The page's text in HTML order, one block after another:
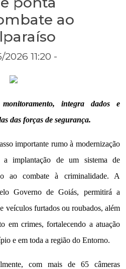
ao
11:20 -
integra dados e
das forças de segurança.
importante rumo à modernização
a implantação de um sistema de
ao combate à criminalidade. A
Governo de Goiás, permitirá a
veículos furtados ou roubados, além
em crimes, fortalecendo a atuação
e em toda a região do Entorno.
com mais de 65 câmeras